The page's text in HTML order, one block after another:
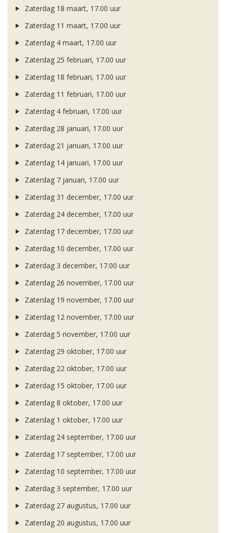
Zaterdag 18 maart, 17.00 uur
Zaterdag 11 maart, 17.00 uur
Zaterdag 4 maart, 17.00 uur
Zaterdag 25 februari, 17.00 uur
Zaterdag 18 februari, 17.00 uur
Zaterdag 11 februari, 17.00 uur
Zaterdag 4 februari, 17.00 uur
Zaterdag 28 januari, 17.00 uur
Zaterdag 21 januari, 17.00 uur
Zaterdag 14 januari, 17.00 uur
Zaterdag 7 januari, 17.00 uur
Zaterdag 31 december, 17.00 uur
Zaterdag 24 december, 17.00 uur
Zaterdag 17 december, 17.00 uur
Zaterdag 10 december, 17.00 uur
Zaterdag 3 december, 17.00 uur
Zaterdag 26 november, 17.00 uur
Zaterdag 19 november, 17.00 uur
Zaterdag 12 november, 17.00 uur
Zaterdag 5 november, 17.00 uur
Zaterdag 29 oktober, 17.00 uur
Zaterdag 22 oktober, 17.00 uur
Zaterdag 15 oktober, 17.00 uur
Zaterdag 8 oktober, 17.00 uur
Zaterdag 1 oktober, 17.00 uur
Zaterdag 24 september, 17.00 uur
Zaterdag 17 september, 17.00 uur
Zaterdag 10 september, 17.00 uur
Zaterdag 3 september, 17.00 uur
Zaterdag 27 augustus, 17.00 uur
Zaterdag 20 augustus, 17.00 uur